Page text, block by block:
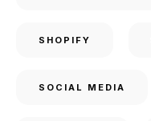
SHOPIFY
SOCIAL MEDIA